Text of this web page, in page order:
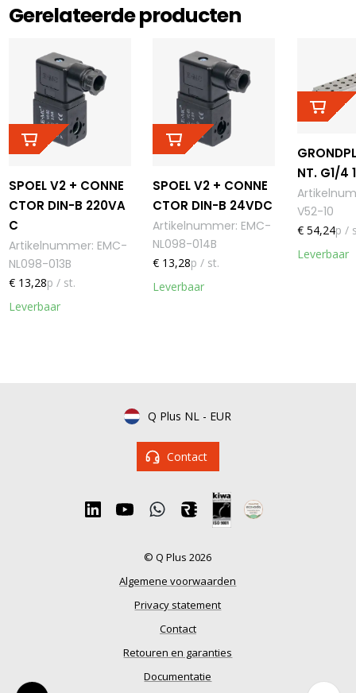
Gerelateerde producten
SPOEL V2 + CONNE
CTOR DIN-B 220VA
C
Artikelnummer: EMC-
NL098-013B
Leverbaar
€ 13,28p / st.
SPOEL V2 + CONNE
CTOR DIN-B 24VDC
Artikelnummer: EMC-
NL098-014B
Leverbaar
€ 13,28p / st.
NT. G1/4
V52-10
Leverbaar
€ 54,24p /
Q Plus NL - EUR
Contact
© Q Plus 2026
Algemene voorwaarden
Privacy statement
Contact
Retouren en garanties
Documentatie